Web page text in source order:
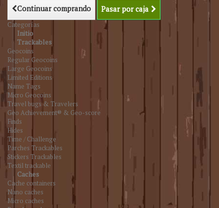
Continuar comprando Pasar por caja
Categorías
Initio
Trackables
Geocoins
Regular Geocoins
Large Geocoins
Limited Editions
Name Tags
Micro Geocoins
Travel bugs & Travelers
Geo Achievement® & Geo-score
Finds
Hides
Time / Challenge
Parches Trackables
Stickers Trackables
Textil trackable
Caches
Cache containers
Nano caches
Micro caches